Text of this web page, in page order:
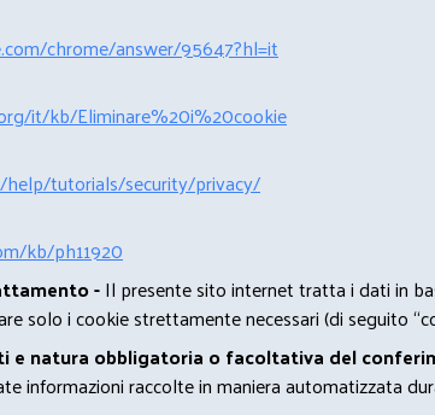
chrome/answer/95647?hl=it
it/kb/Eliminare%20i%20cookie
tutorials/security/privacy/
kb/ph11920
-Il presente sito internet tratta i dati in
solo i cookie strettamente necessari (di seguito
e natura obbligatoria o facoltativa del
informazioni raccolte in maniera automatizzata